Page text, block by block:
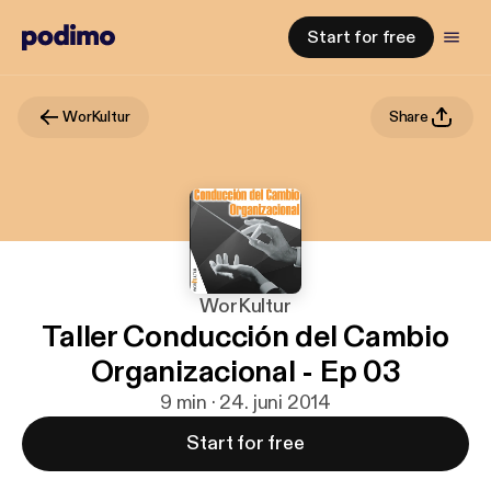
Start for free
WorKultur Share
WorKultur
Taller Conducción del Cambio
Organizacional - Ep 03
9 min · 24. juni 2014
Start for free